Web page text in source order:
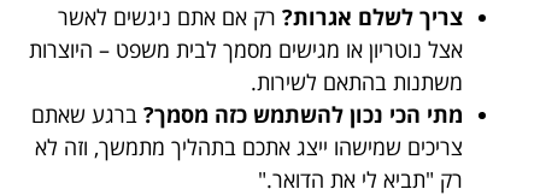
צריך לשלם אגרות? רק אם אתם ניגשים לאשר
אצל נוטריון או מגישים מסמך לבית משפט – היוצרות
משתנות בהתאם לשירות.
מתי הכי נכון להשתמש כזה מסמך? ברגע שאתם
צריכים שמישהו ייצג אתכם בתהליך מתמשך, וזה לא
רק "תביא לי את הדואר."